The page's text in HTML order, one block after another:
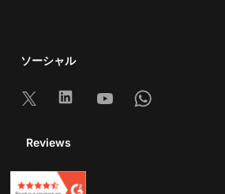
ソーシャル
X LinkedinYoutubeWhatsapp
Reviews